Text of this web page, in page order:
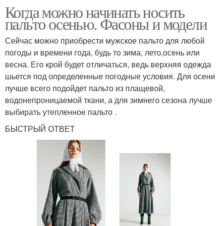
Когда можно начинать носить
пальто осенью. Фасоны и модели
Сейчас можно приобрести мужское пальто для любой
погоды и времени года, будь то зима, лето,осень или
весна. Его крой будет отличаться, ведь верхняя одежда
шьется под определенные погодные условия. Для осени
лучше всего подойдет пальто из плащевой,
водонепроницаемой ткани, а для зимнего сезона лучше
выбирать утепленное пальто .
БЫСТРЫЙ ОТВЕТ